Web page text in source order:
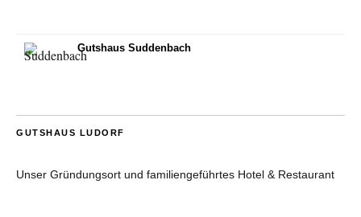
Gutshaus Suddenbach
GUTSHAUS LUDORF
Unser Gründungsort und familiengeführtes Hotel & Restaurant